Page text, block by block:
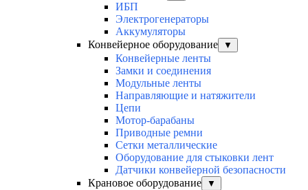
ИБП
Электрогенераторы
Аккумуляторы
Конвейерное оборудование
▼
Конвейерные ленты
Замки и соединения
Модульные ленты
Направляющие и натяжители
Цепи
Мотор-барабаны
Приводные ремни
Сетки металлические
Оборудование для стыковки лент
Датчики конвейерной безопасности
Крановое оборудование
▼